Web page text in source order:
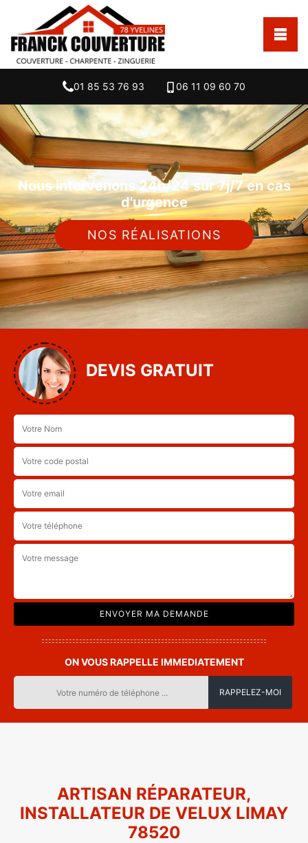
01 85 53 76 93 06 11 09 60 70
Nous intervenons 24h/24 sur 7j/7 en cas
d'urgence
NOS RÉALISATIONS
DEVIS GRATUIT
ON VOUS RAPPELLE IMMEDIATEMENT
ARTISAN RÉPARATEUR,
INSTALLATEUR DE VELUX LIMAY
78520